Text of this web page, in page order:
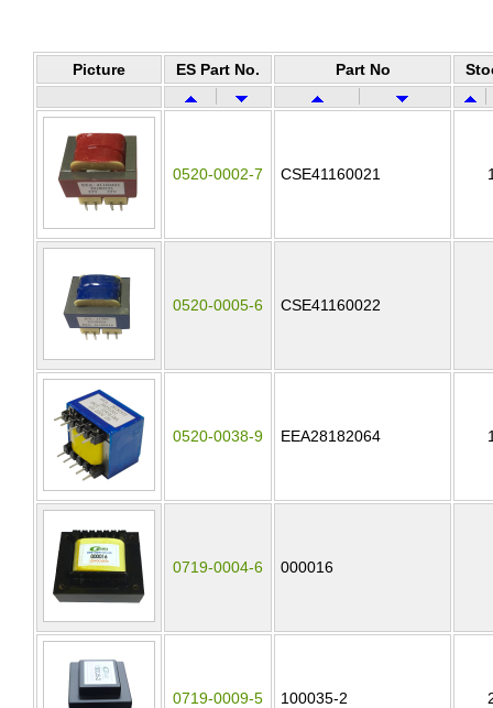
Picture ES Part No. Part No
0520-0002-7 CSE41160021
0520-0005-6 CSE41160022
0520-0038-9 EEA28182064
0719-0004-6 000016
0719-0009-5 100035-2